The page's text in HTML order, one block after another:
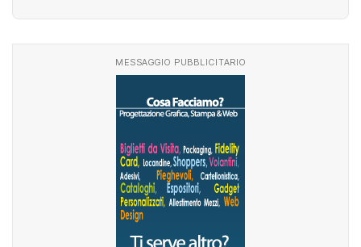
MESSAGGIO PUBBLICITARIO